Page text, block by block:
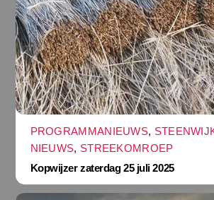
PROGRAMMANIEUWS,
NIEUWS, STREEKOMROEP
Kopwijzer zaterdag 25 juli 2025